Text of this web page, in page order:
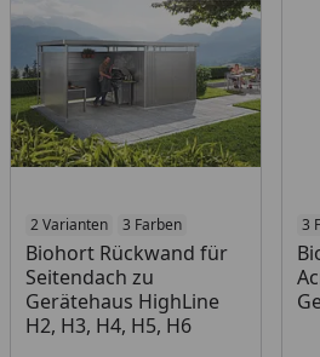
2 Varianten 3 Farben
Biohort Rückwand für
Seitendach zu
Gerätehaus HighLine
H2, H3, H4, H5, H6
3